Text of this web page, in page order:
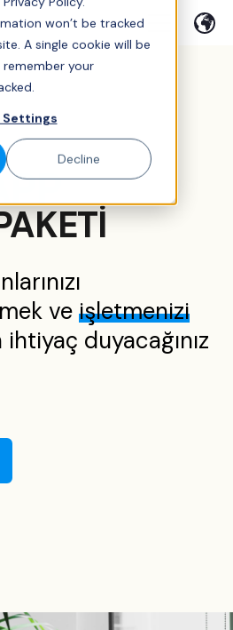
won’t be tracked
A single cookie will be
your
Settings
Decline
ve işletmenizi
ihtiyaç duyacağınız